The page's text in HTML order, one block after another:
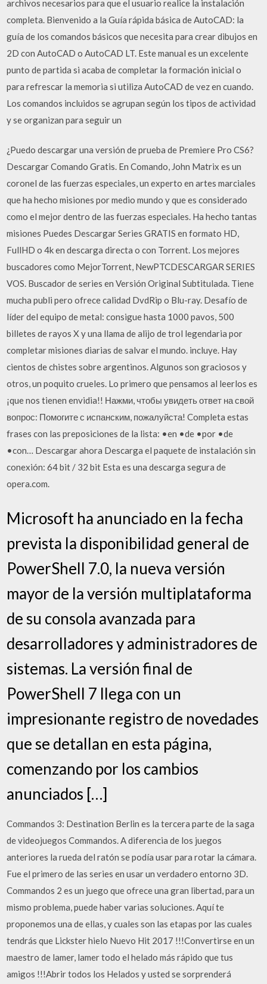
archivos necesarios para que el usuario realice la instalación
completa. Bienvenido a la Guía rápida básica de AutoCAD: la
guía de los comandos básicos que necesita para crear dibujos en
2D con AutoCAD o AutoCAD LT. Este manual es un excelente
punto de partida si acaba de completar la formación inicial o
para refrescar la memoria si utiliza AutoCAD de vez en cuando.
Los comandos incluidos se agrupan según los tipos de actividad
y se organizan para seguir un
¿Puedo descargar una versión de prueba de Premiere Pro CS6?
Descargar Comando Gratis. En Comando, John Matrix es un
coronel de las fuerzas especiales, un experto en artes marciales
que ha hecho misiones por medio mundo y que es considerado
como el mejor dentro de las fuerzas especiales. Ha hecho tantas
misiones Puedes Descargar Series GRATIS en formato HD,
FullHD o 4k en descarga directa o con Torrent. Los mejores
buscadores como MejorTorrent, NewPTCDESCARGAR SERIES
VOS. Buscador de series en Versión Original Subtitulada. Tiene
mucha publi pero ofrece calidad DvdRip o Blu-ray. Desafío de
líder del equipo de metal: consigue hasta 1000 pavos, 500
billetes de rayos X y una llama de alijo de trol legendaria por
completar misiones diarias de salvar el mundo. incluye. Hay
cientos de chistes sobre argentinos. Algunos son graciosos y
otros, un poquito crueles. Lo primero que pensamos al leerlos es
¡que nos tienen envidia!! Нажми, чтобы увидеть ответ на свой
вопрос: Помогите с испанским, пожалуйста! Completa estas
frases con las preposiciones de la lista: •en •de •por •de
•con… Descargar ahora Descarga el paquete de instalación sin
conexión: 64 bit / 32 bit Esta es una descarga segura de
opera.com.
Microsoft ha anunciado en la fecha
prevista la disponibilidad general de
PowerShell 7.0, la nueva versión
mayor de la versión multiplataforma
de su consola avanzada para
desarrolladores y administradores de
sistemas. La versión final de
PowerShell 7 llega con un
impresionante registro de novedades
que se detallan en esta página,
comenzando por los cambios
anunciados […]
Commandos 3: Destination Berlin es la tercera parte de la saga
de videojuegos Commandos. A diferencia de los juegos
anteriores la rueda del ratón se podía usar para rotar la cámara.
Fue el primero de las series en usar un verdadero entorno 3D.
Commandos 2 es un juego que ofrece una gran libertad, para un
mismo problema, puede haber varias soluciones. Aquí te
proponemos una de ellas, y cuales son las etapas por las cuales
tendrás que Lickster hielo Nuevo Hit 2017 !!!Convertirse en un
maestro de lamer, lamer todo el helado más rápido que tus
amigos !!!Abrir todos los Helados y usted se sorprenderá